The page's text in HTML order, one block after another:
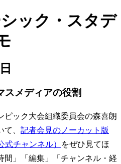
ック・スタデ
スメディアの役割
ピック大会組織委員会の森喜朗
、 記者会見のノーカット版
式チャンネル）
をぜひ見てほ
間」「編集」「チャンネル・経